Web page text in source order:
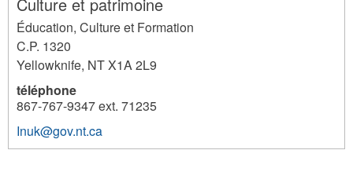
Éducation, Culture et Formation
C.P. 1320
Yellowknife, NTX1A 2L9
téléphone
867-767-9347 ext. 71235
Inuk@gov.nt.ca
3686